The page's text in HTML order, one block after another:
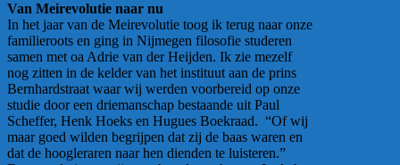
Van Meirevolutie naar nu
In het jaar van de Meirevolutie toog ik terug naar onze
familieroots en ging in Nijmegen filosofie studeren
samen met oa Adrie van der Heijden. Ik zie mezelf
nog zitten in de kelder van het instituut aan de prins
Bernhardstraat waar wij werden voorbereid op onze
studie door een driemanschap bestaande uit Paul
Scheffer, Henk Hoeks en Hugues Boekraad. “Of wij
maar goed wilden begrijpen dat zij de baas waren en
dat de hoogleraren naar hen dienden te luisteren.”